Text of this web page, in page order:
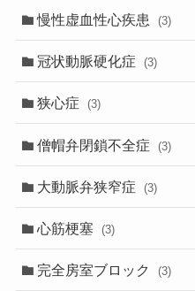
慢性虚血性心疾患 (3)
冠状動脈硬化症 (3)
狭心症 (3)
僧帽弁閉鎖不全症 (3)
大動脈弁狭窄症 (3)
心筋梗塞 (3)
完全房室ブロック (3)